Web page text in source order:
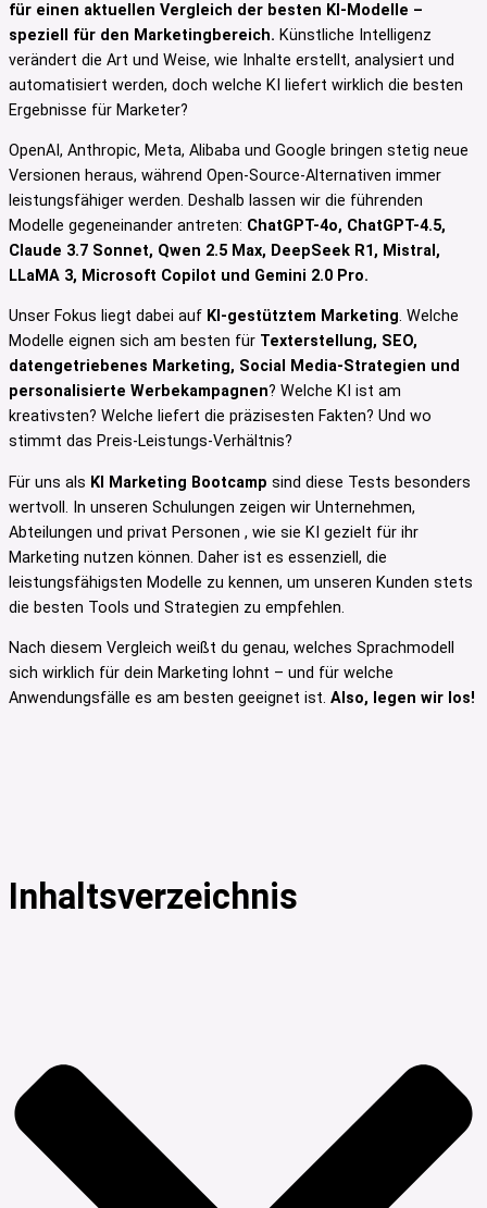
für einen aktuellen Vergleich der besten KI-Modelle –
speziell für den Marketingbereich. Künstliche Intelligenz
verändert die Art und Weise, wie Inhalte erstellt, analysiert und
automatisiert werden, doch welche KI liefert wirklich die besten
Ergebnisse für Marketer?
OpenAI, Anthropic, Meta, Alibaba und Google bringen stetig neue
Versionen heraus, während Open-Source-Alternativen immer
leistungsfähiger werden. Deshalb lassen wir die führenden
Modelle gegeneinander antreten: ChatGPT-4o, ChatGPT-4.5,
Claude 3.7 Sonnet, Qwen 2.5 Max, DeepSeek R1, Mistral,
LLaMA 3, Microsoft Copilot und Gemini 2.0 Pro.
Unser Fokus liegt dabei auf KI-gestütztem Marketing. Welche
Modelle eignen sich am besten für Texterstellung, SEO,
datengetriebenes Marketing, Social Media-Strategien und
personalisierte Werbekampagnen? Welche KI ist am
kreativsten? Welche liefert die präzisesten Fakten? Und wo
stimmt das Preis-Leistungs-Verhältnis?
Für uns als KI Marketing Bootcamp sind diese Tests besonders
wertvoll. In unseren Schulungen zeigen wir Unternehmen,
Abteilungen und privat Personen , wie sie KI gezielt für ihr
Marketing nutzen können. Daher ist es essenziell, die
leistungsfähigsten Modelle zu kennen, um unseren Kunden stets
die besten Tools und Strategien zu empfehlen.
Nach diesem Vergleich weißt du genau, welches Sprachmodell
sich wirklich für dein Marketing lohnt – und für welche
Anwendungsfälle es am besten geeignet ist. Also, legen wir los!
Inhaltsverzeichnis